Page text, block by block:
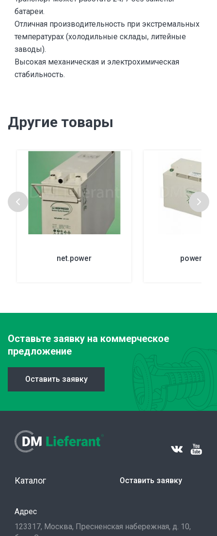
батареи.
Отличная производительность при экстремальных
температурах (холодильные склады, литейные
заводы).
Высокая механическая и электрохимическая
стабильность.
Другие товары
net.power power VR
Оставьте заявку на коммерческое
предложение
Оставить заявку
Каталог Оставить заявку
Адрес
123317, Москва, Пресненская набережная, д. 10,